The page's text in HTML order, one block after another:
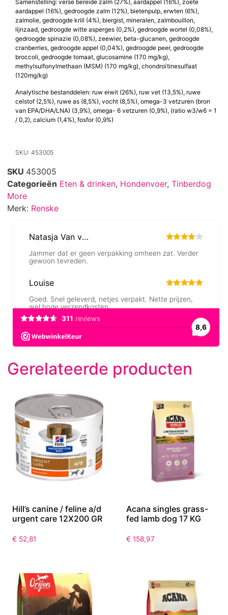
Samenstelling: verse bereide zalm (27%), aardappel (16%), zoete
aardappel (16%), gedroogde zalm (12%), bietenpulp, erwten (6%),
zalmolie, gedroogde krill (4%), biergist, mineralen, zalmbouillon,
lijnzaad, gedroogde witte asperges (0,2%), gedroogde wortel (0,08%),
gedroogde spinazie (0,08%), zeewier, beta-glucanen, gedroogde
cranberries, gedroogde appel (0,04%), gedroogde peer, gedroogde
broccoli, gedroogde tomaat, glucosamine (170 mg/kg),
methylsulfonylmethaan (MSM) (170 mg/kg), chondroïtinesulfaat
(120mg/kg)
Analytische bestanddelen: ruw eiwit (26%), ruw vet (13,5%), ruwe
celstof (2,5%), ruwe as (8,5%), vocht (8,5%), omega-3 vetzuren (bron
van EPA/DHA/LNA) (3,9%), omega- 6 vetzuren (0,9%), (ratio w3/w6 = 1
/ 0,2), calcium (1,4%), fosfor (0,9%)
SKU: 453005
SKU 453005
Categorieën Eten & drinken, Hondenvoer, Tinberdog
More
Merk: Renske
Gerelateerde producten
Hill’s canine / feline a/d
urgent care 12X200 GR
€ 52,81
Acana singles grass-
fed lamb dog 17 KG
€ 158,97